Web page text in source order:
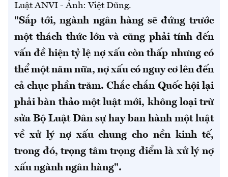
Luật ANVI - Ảnh: Việt Dũng.
"Sắp tới, ngành ngân hàng sẽ đứng trước
một thách thức lớn và cũng phải tính đến
vấn đề hiện tỷ lệ nợ xấu còn thấp nhưng có
thể một năm nữa, nợ xấu có nguy cơ lên đến
cả chục phần trăm. Chắc chắn Quốc hội lại
phải bàn thảo một luật mới, không loại trừ
sửa Bộ Luật Dân sự hay ban hành một luật
về xử lý nợ xấu chung cho nền kinh tế,
trong đó, trọng tâm trọng điểm là xử lý nợ
xấu ngành ngân hàng".